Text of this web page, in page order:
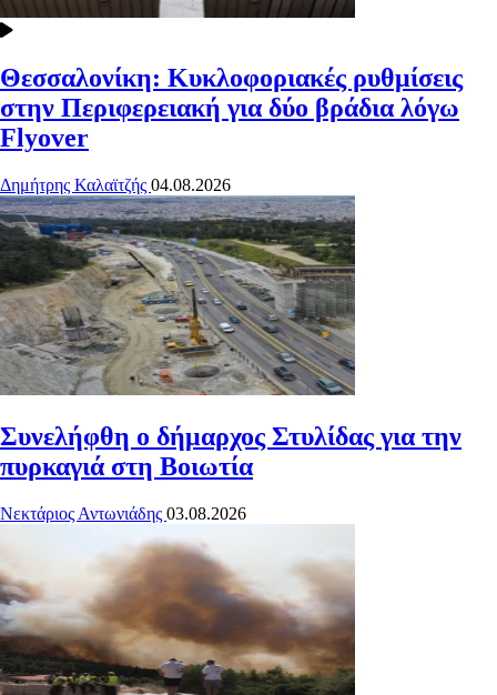
Θεσσαλονίκη: Κυκλοφοριακές ρυθμίσεις
στην Περιφερειακή για δύο βράδια λόγω
Flyover
Δημήτρης Καλαϊτζής 04.08.2026
Συνελήφθη ο δήμαρχος Στυλίδας για την
πυρκαγιά στη Βοιωτία
Νεκτάριος Αντωνιάδης 03.08.2026